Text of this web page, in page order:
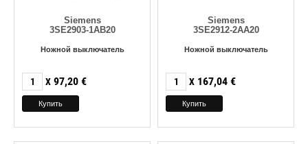
Siemens
3SE2903-1AB20
Ножной выключатель
X 97,20 €
Siemens
3SE2912-2AA20
Ножной выключатель
X 167,04 €